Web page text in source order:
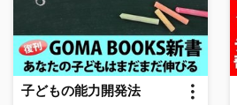
子どもの能力開発法